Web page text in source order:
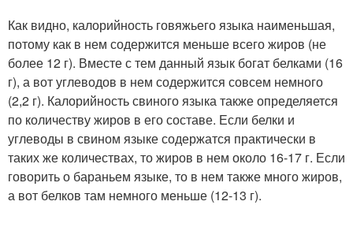
Как видно, калорийность говяжьего языка наименьшая,
потому как в нем содержится меньше всего жиров (не
более 12 г). Вместе с тем данный язык богат белками (16
г), а вот углеводов в нем содержится совсем немного
(2,2 г). Калорийность свиного языка также определяется
по количеству жиров в его составе. Если белки и
углеводы в свином языке содержатся практически в
таких же количествах, то жиров в нем около 16-17 г. Если
говорить о бараньем языке, то в нем также много жиров,
а вот белков там немного меньше (12-13 г).